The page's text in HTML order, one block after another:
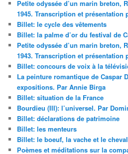
Petite odyssée d’un marin breton,
1945. Transcription et présentation
Billet: le cycle des vêtements
Billet: la palme d’or du festival de
Petite odyssée d’un marin breton,
1943. Transcription et présentation
Billet: concours de voix à la
La peinture romantique de Caspar
expositions. Par Annie Birga
Billet: situation de la France
Bourdieu (III): l’universel. Par
Billet: déclarations de patrimoine
Billet: les menteurs
Billet: le boeuf, la vache et le cheval
Poèmes et méditations sur la